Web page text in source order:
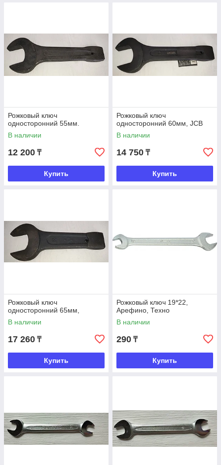
Рожковый ключ
односторонний 55мм.
В наличии
12 200 ₸
Купить
Рожковый ключ
односторонний 60мм, JCB
В наличии
14 750 ₸
Купить
Рожковый ключ
односторонний 65мм,
В наличии
17 260 ₸
Купить
Рожковый ключ 19*22,
Арефино, Техно
В наличии
290 ₸
Купить